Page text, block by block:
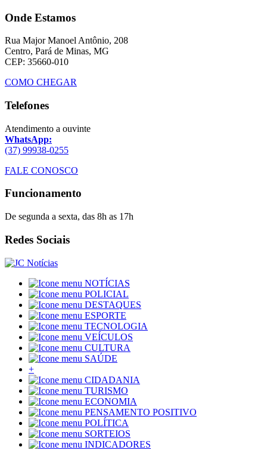
Onde Estamos
Rua Major Manoel Antônio, 208
Centro, Pará de Minas, MG
CEP: 35660-010
COMO CHEGAR
Telefones
Atendimento a ouvinte
WhatsApp:
(37) 99938-0255
FALE CONOSCO
Funcionamento
De segunda a sexta, das 8h as 17h
Redes Sociais
NOTÍCIAS
POLICIAL
DESTAQUES
ESPORTE
TECNOLOGIA
VEÍCULOS
CULTURA
SAÚDE
+
CIDADANIA
TURISMO
ECONOMIA
PENSAMENTO POSITIVO
POLÍTICA
SORTEIOS
INDICADORES